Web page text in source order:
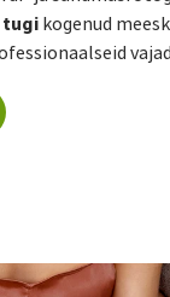
tugikogenud